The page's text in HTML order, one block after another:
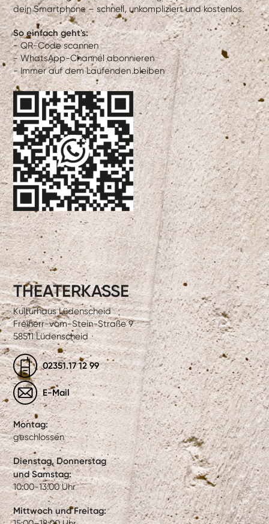
dein Smartphone – schnell, unkompliziert und kostenlos.
So einfach geht's:
- QR-Code scannen
- WhatsApp-Channel abonnieren
- Immer auf dem Laufenden bleiben
THEATERKASSE
Kulturhaus Lüdenscheid
Freiherr-vom-Stein-Straße 9
58511 Lüdenscheid
02351.17 12 99
E-Mail
Montag:
geschlossen
Dienstag, Donnerstag
und Samstag:
10:00-13:00 Uhr
Mittwoch und Freitag: